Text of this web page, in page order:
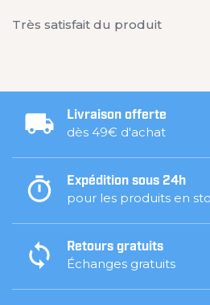
Très satisfait du produit
Livraison offerte
dès 49€ d'achat
Expédition sous 24h
pour les produits en
Retours gratuits
Échanges gratuits